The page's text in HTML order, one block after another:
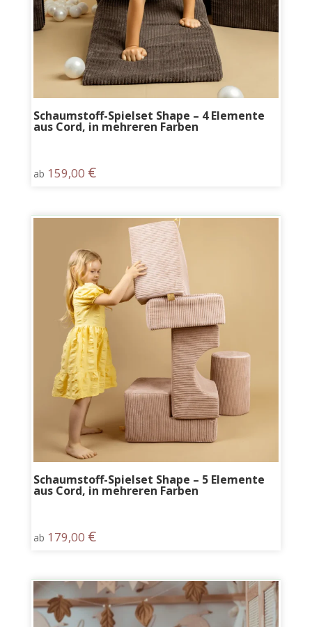
Schaumstoff-Spielset Shape – 4 Elemente
aus Cord, in mehreren Farben
ab 159,00 €
Schaumstoff-Spielset Shape – 5 Elemente
aus Cord, in mehreren Farben
ab 179,00 €